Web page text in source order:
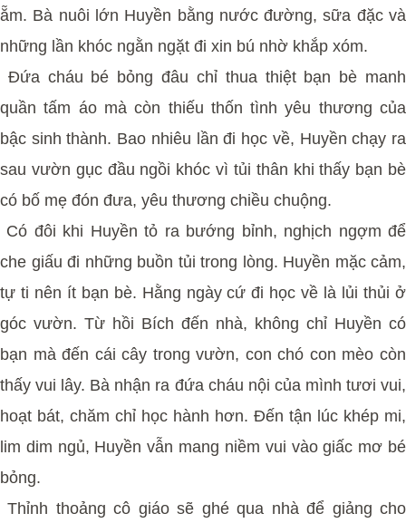
ẵm. Bà nuôi lớn Huyền bằng nước đường, sữa đặc và
những lần khóc ngằn ngặt đi xin bú nhờ khắp xóm.
Đứa cháu bé bỏng đâu chỉ thua thiệt bạn bè manh
quần tấm áo mà còn thiếu thốn tình yêu thương của
bậc sinh thành. Bao nhiêu lần đi học về, Huyền chạy ra
sau vườn gục đầu ngồi khóc vì tủi thân khi thấy bạn bè
có bố mẹ đón đưa, yêu thương chiều chuộng.
Có đôi khi Huyền tỏ ra bướng bỉnh, nghịch ngợm để
che giấu đi những buồn tủi trong lòng. Huyền mặc cảm,
tự ti nên ít bạn bè. Hằng ngày cứ đi học về là lủi thủi ở
góc vườn. Từ hồi Bích đến nhà, không chỉ Huyền có
bạn mà đến cái cây trong vườn, con chó con mèo còn
thấy vui lây. Bà nhận ra đứa cháu nội của mình tươi vui,
hoạt bát, chăm chỉ học hành hơn. Đến tận lúc khép mi,
lim dim ngủ, Huyền vẫn mang niềm vui vào giấc mơ bé
bỏng.
Thỉnh thoảng cô giáo sẽ ghé qua nhà để giảng cho